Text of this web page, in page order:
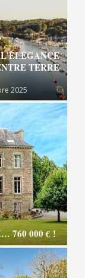
TERRE
2025
760 000 € !